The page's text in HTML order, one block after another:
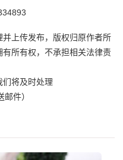
上传发布，版权归原作者所
所有权，不承担相关法律责
们将及时处理
件）